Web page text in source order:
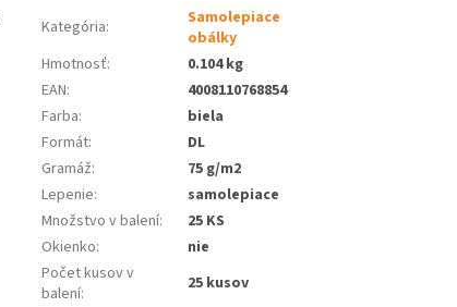
Kategória:
Samolepiace
obálky
Hmotnosť:
0.104 kg
EAN:
4008110768854
Farba:
biela
Formát:
DL
Gramáž:
75 g/m2
Lepenie:
samolepiace
Množstvo v balení:
25 KS
Okienko:
nie
Počet kusov v
balení: 25 kusov